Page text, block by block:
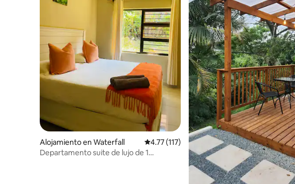
Alojamiento en Waterfall Calificación promedio: 4.77 de 5, 117 reseñas
4.77 (117)
Departamento suite de lujo de 1